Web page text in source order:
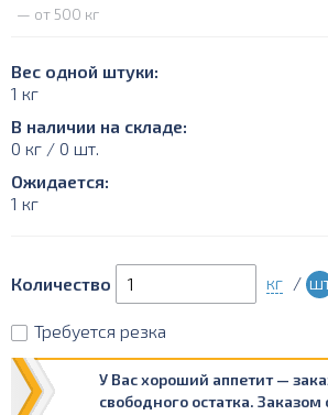
— от 500 кг
Вес одной штуки:
1 кг
В наличии на складе:
0 кг / 0 шт.
Ожидается:
1 кг
Количество кг /
Требуется резка
У Вас хороший аппетит —
свободного остатка. Заказом